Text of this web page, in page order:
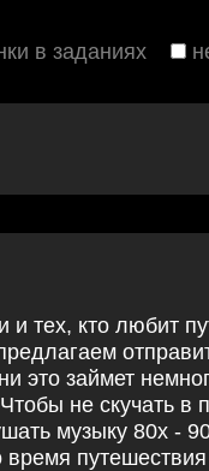
в заданиях
и тех, кто любит
это займет
не скучать в
музыку 80х -
время